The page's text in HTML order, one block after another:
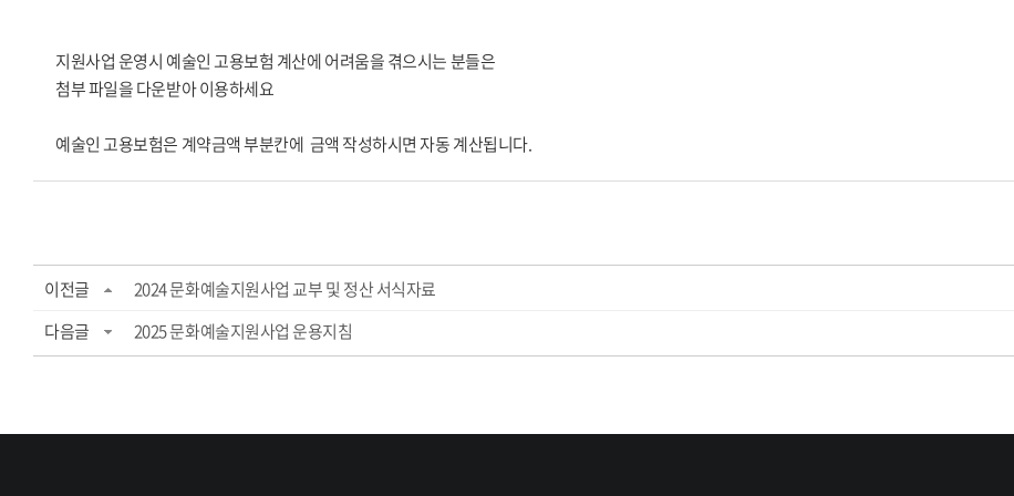
지원사업 운영시 예술인 고용보험 계산에 어려움을 겪으시는 분들은
첨부 파일을 다운받아 이용하세요
예술인 고용보험은 계약금액 부분칸에 금액 작성하시면 자동 계산됩니다.
이전글
2024 문화예술지원사업 교부 및 정산 서식자료
다음글
2025 문화예술지원사업 운용지침